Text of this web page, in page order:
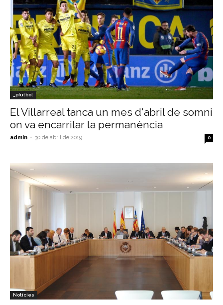
_pfutbol
El Villarreal tanca un mes d'abril de somni
on va encarrilar la permanència
admin - 30 de abril de 2019 0
Notícies